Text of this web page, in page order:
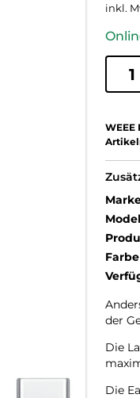
inkl.
WEEE
Farbe
der
Die
Die